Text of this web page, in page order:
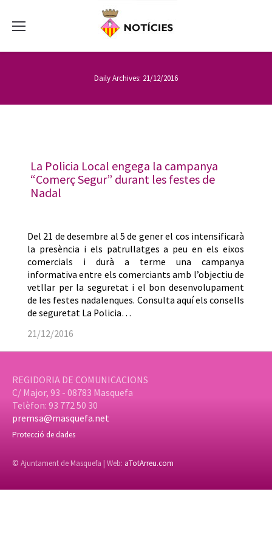
Daily Archives: 21/12/2016
La Policia Local engega la campanya
“Comerç Segur” durant les festes de
Nadal
Del 21 de desembre al 5 de gener el cos intensificarà
la presència i els patrullatges a peu en els eixos
comercials i durà a terme una campanya
informativa entre els comerciants amb l’objectiu de
vetllar per la seguretat i el bon desenvolupament
de les festes nadalenques. Consulta aquí els consells
de seguretat La Policia…
21/12/2016
REGIDORIA DE COMUNICACIONS
C/ Major, 93 - 08783 Masquefa
Telèfon: 93 772 50 30
premsa@masquefa.net
Protecció de dades
© Ajuntament de Masquefa | Web: aTotArreu.com